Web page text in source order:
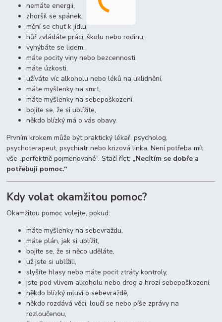
nemáte energii,
zhoršil se spánek,
mění se chuť k jídlu,
hůř zvládáte práci, školu nebo rodinu,
vyhýbáte se lidem,
máte pocity viny nebo bezcennosti,
máte úzkosti,
užíváte víc alkoholu nebo léků na uklidnění,
máte myšlenky na smrt,
máte myšlenky na sebepoškození,
bojíte se, že si ublížíte,
někdo blízký má o vás obavy.
Prvním krokem může být praktický lékař, psycholog,
psychoterapeut, psychiatr nebo krizová linka. Není potřeba mít
vše „perfektně pojmenované“. Stačí říct: „Necítím se dobře a
potřebuji pomoc.“
Kdy volat okamžitou pomoc?
Okamžitou pomoc volejte, pokud:
máte myšlenky na sebevraždu,
máte plán, jak si ublížit,
bojíte se, že si něco uděláte,
už jste si ublížili,
slyšíte hlasy nebo máte pocit ztráty kontroly,
jste pod vlivem alkoholu nebo drog a hrozí sebepoškození,
někdo blízký mluví o sebevraždě,
někdo rozdává věci, loučí se nebo píše zprávy na
rozloučenou,